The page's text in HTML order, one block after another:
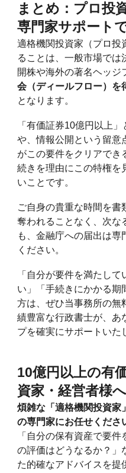
まとめ：プロ投
専門家サポート
適格機関投資家（プロ投
ることは、一般市場では
開株や海外の著名ヘッジ
会（ディールフロー）を
となります。
「有価証券10億円以上
や、情報公開という留意
がこの要件をクリアでき
続きを理由にこの特権を
いことです。
ご自身の貴重な時間を書
奪われることなく、次な
も、金融庁への届出は
ください。
「自分が要件を満たし
い」「手続きにかかる期
方は、ぜひ当事務所の無
績豊富な行政書士が、あ
プを確実にサポートいた
10億円以上の有
資家・経営者様へ
煩雑な「適格機関投資家
の専門家にお任せくださ
「自分の保有資産で要
の評価はどうなるか？」
た的確なアドバイスを提